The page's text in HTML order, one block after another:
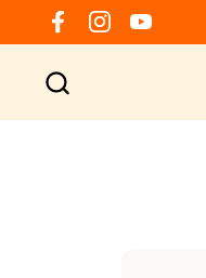
Preskoči na sadržaj
Facebook
Instagram
YouTube